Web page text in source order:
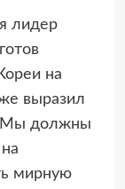
лидер
на
выразил
«Мы должны
мирную